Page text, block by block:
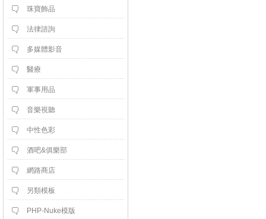
珠寶飾品
法律諮詢
多媒體影音
醫療
軍事用品
音樂視聽
中性色彩
酒吧&俱樂部
網路商店
另類模板
PHP-Nuke模版